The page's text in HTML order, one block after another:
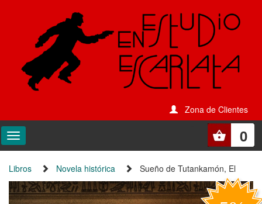
Zona de Clientes
0
Libros Novela histórica Sueño de Tutankamón, El